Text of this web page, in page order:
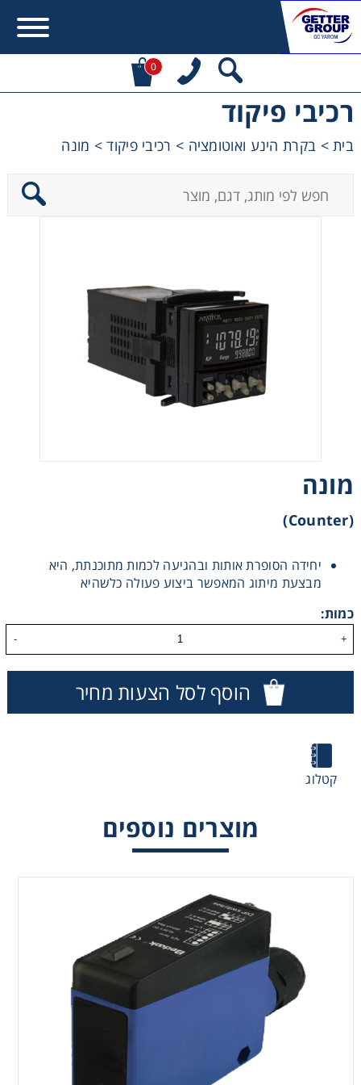
0
רכיבי פיקוד
בית> בקרת הינע ואוטומציה > רכיבי פיקוד> מונה
מונה
(Counter)
יחידה הסופרת אותות ובהגיעה לכמות מתוכנתת, היא
מבצעת מיתוג המאפשר ביצוע פעולה כלשהיא
כמות:
+
-
הוסף לסל הצעות מחיר
קטלוג
מוצרים נוספים
Contact form not found.
מקשרים, מצמדים ובלמים
מיסבים ובתי מיסב
שרשראות, גלגלי שרשרת וגלגלי שיניים
רצועות וי, רצועות תזמון וגלגלים
עיבוד שבבי/רכיבי אוטומציה, תבניות ושטנצים
פיקוד ובקרה
רשתות ואביזרי מסוע